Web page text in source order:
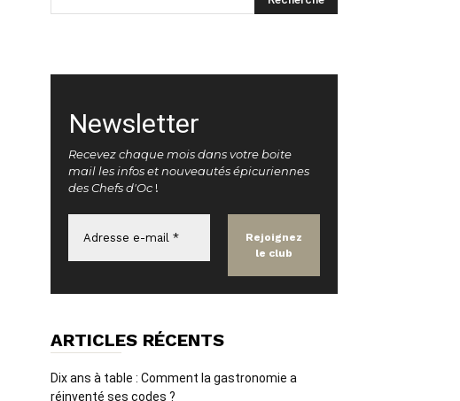
Newsletter
Recevez chaque mois dans votre boite
mail les infos et nouveautés épicuriennes
des Chefs d'Oc !
ARTICLES RÉCENTS
Dix ans à table : Comment la gastronomie a
réinventé ses codes ?